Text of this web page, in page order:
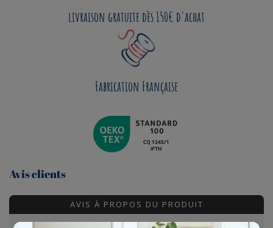
livraison gratuite dès 150€ d'achat
Fabrication Française
Avis clients
AVIS À PROPOS DU PRODUIT